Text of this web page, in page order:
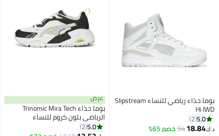
بوما حذاء رياضي للنساء Slipstream
Hi IWD
5.0
2
د.ك‏18.84
54 خصم 65%
عرض
بوما حذاء Trinomic Mira Tech
الرياضي بلون كروم للنساء
5.0
2